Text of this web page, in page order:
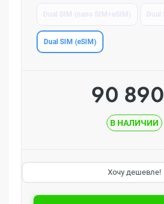
Dual SIM (eSIM)
90
В НАЛИЧИИ
Хочу дешевле!